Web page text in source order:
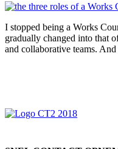
I stopped being a Works
gradually changed into that
and collaborative teams.